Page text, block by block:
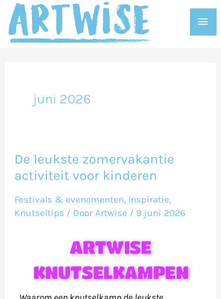
naar
juni 2026
De leukste zomervakantie
activiteit voor kinderen
Festivals & evenementen, Inspiratie,
Knutseltips / DoorArtwise / 9 juni 2026
ARTWISE
KNUTSELKAMPEN
De
leukste
activiteit